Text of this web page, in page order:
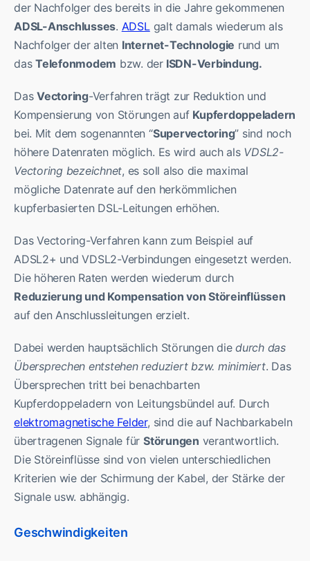
der Nachfolger des bereits in die Jahre gekommenen
ADSL-Anschlusses. ADSLgalt damals wiederum als
Nachfolger der alten Internet-Technologie rund um
dasTelefonmodem bzw. der ISDN-Verbindung.
DasVectoring-Verfahren trägt zur Reduktion und
Kompensierung von Störungen auf Kupferdoppeladern
bei. Mit dem sogenannten “Supervectoring” sind noch
höhere Datenraten möglich. Es wird auch alsVDSL2-
Vectoring bezeichnet, es soll also die maximal
mögliche Datenrate auf den herkömmlichen
kupferbasierten DSL-Leitungen erhöhen.
Das Vectoring-Verfahren kann zum Beispiel auf
ADSL2+ und VDSL2-Verbindungen eingesetzt werden.
Die höheren Raten werden wiederum durch
Reduzierung und Kompensation von Störeinflüssen
auf den Anschlussleitungen erzielt.
Dabei werden hauptsächlich Störungen diedurch das
Übersprechen entstehen reduziert bzw. minimiert. Das
Übersprechen tritt bei benachbarten
Kupferdoppeladern von Leitungsbündel auf. Durch
elektromagnetische Felder, sind die auf Nachbarkabeln
übertragenen Signale für Störungen verantwortlich.
Die Störeinflüsse sind von vielen unterschiedlichen
Kriterien wie der Schirmung der Kabel, der Stärke der
Signale usw. abhängig.
Geschwindigkeiten